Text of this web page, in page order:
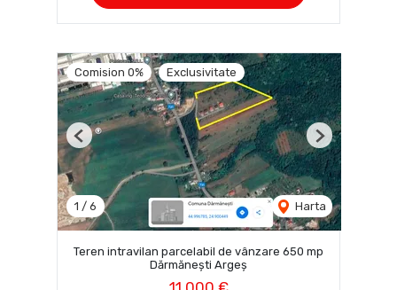
Comision 0% Exclusivitate
1 / 6 Harta
Previous Next
Teren intravilan parcelabil de vânzare 650 mp
Dărmănești Argeș